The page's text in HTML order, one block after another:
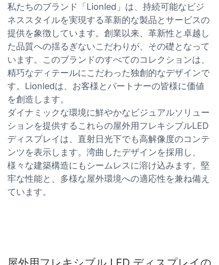
私たちのブランド「Lionled」は、持続可能なビジ
ネススタイルを実現する革新的な製品とサービスの
提供を象徴しています。創業以来、革新性と卓越し
た品質への揺るぎないこだわりが、その礎となって
います。このブランドのすべてのコレクションは、
精巧なディテールにこだわった独創的なデザインで
す。Lionledは、お客様とパートナーの皆様に価値
を創造します。
ダイナミックな環境に鮮やかなビジュアルソリュー
ションを提供するこれらの屋外用フレキシブルLED
ディスプレイは、直射日光下でも高解像度のコンテ
ンツを表示します。湾曲したデザインを採用し、
様々な建築構造にもシームレスに溶け込みます。堅
牢な性能と、多様な屋外環境への適応性を兼ね備え
ています。
屋外用フレキシブル LED ディスプレイの